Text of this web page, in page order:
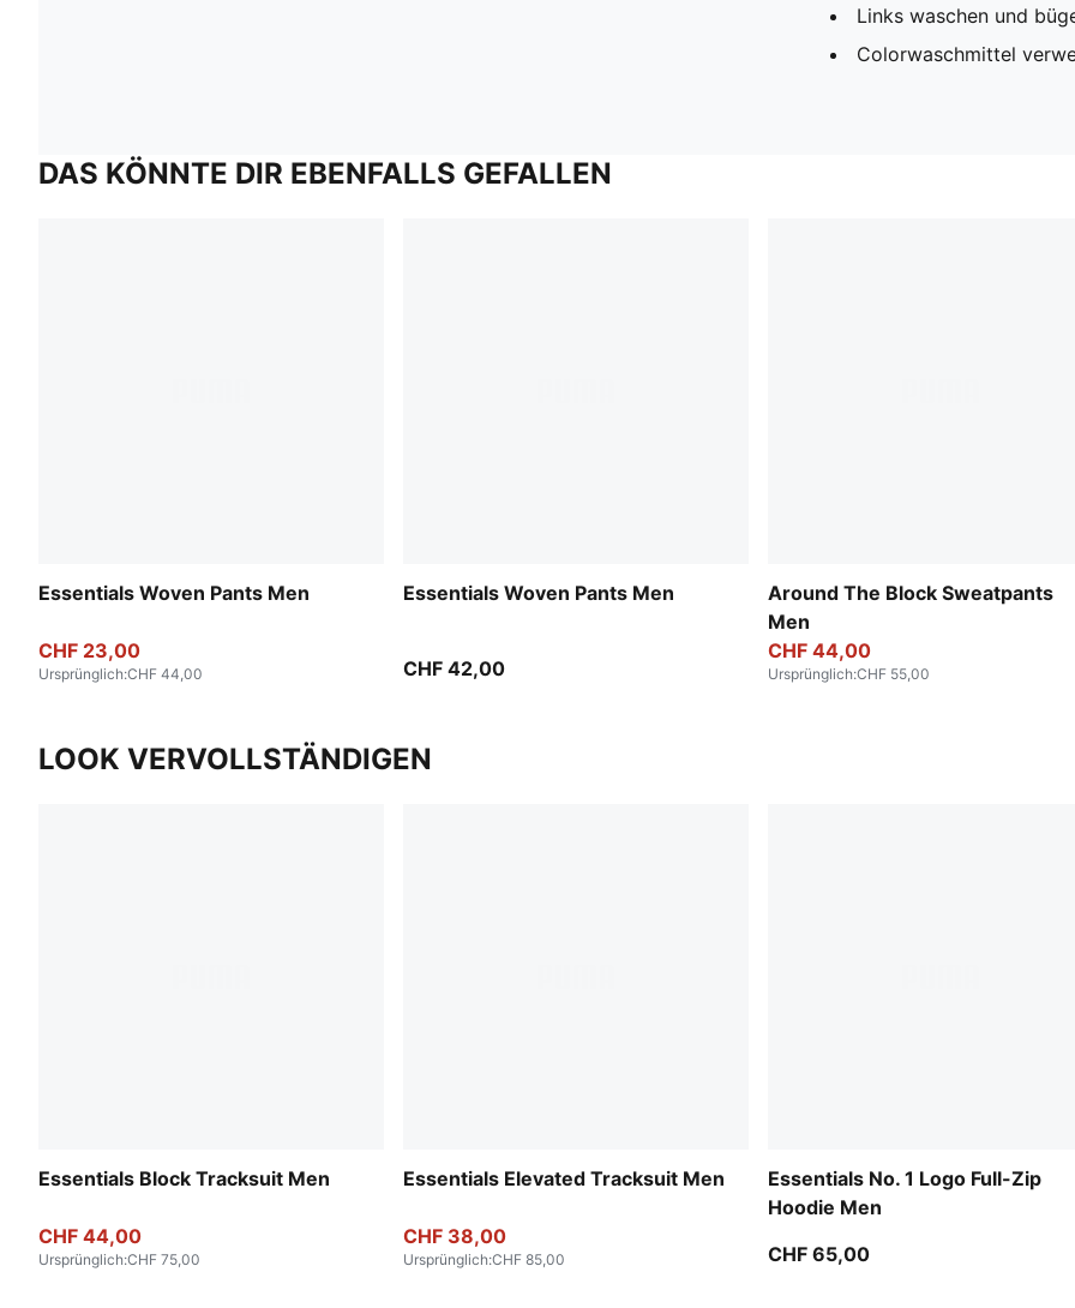
Links waschen und
Colorwaschmittel
DAS KÖNNTE DIR EBENFALLS GEFALLEN
Essentials Woven Pants Men
CHF 23,00
Ursprünglich:CHF 44,00
Essentials Woven Pants Men
CHF 42,00
Around The Block Sweatpants
Men
CHF 44,00
Ursprünglich:CHF 55,00
LOOK VERVOLLSTÄNDIGEN
Essentials Block Tracksuit Men
CHF 44,00
Ursprünglich:CHF 75,00
Essentials Elevated Tracksuit Men
CHF 38,00
Ursprünglich:CHF 85,00
Essentials No. 1 Logo Full-Zip
Hoodie Men
CHF 65,00